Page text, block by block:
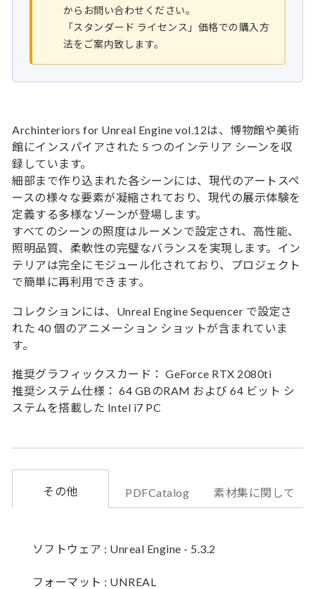
からお問い合わせください。
「スタンダード ライセンス」価格での購入方
法をご案内致します。
Archinteriors for Unreal Engine vol.12は、博物館や美術
館にインスパイアされた 5 つのインテリア シーンを収
録しています。
細部まで作り込まれた各シーンには、現代のアートスペ
ースの様々な要素が凝縮されており、現代の展示体験を
定義する多様なゾーンが登場します。
すべてのシーンの照度はルーメンで設定され、高性能、
照明品質、柔軟性の完璧なバランスを実現します。イン
テリアは完全にモジュール化されており、プロジェクト
で簡単に再利用できます。
コレクションには、Unreal Engine Sequencer で設定さ
れた 40 個のアニメーション ショットが含まれていま
す。
推奨グラフィックスカード： GeForce RTX 2080ti
推奨システム仕様： 64 GBのRAM および 64 ビット シ
ステムを搭載した Intel i7 PC
その他 PDFCatalog 素材集に関して
ソフトウェア : Unreal Engine - 5.3.2
フォーマット : UNREAL